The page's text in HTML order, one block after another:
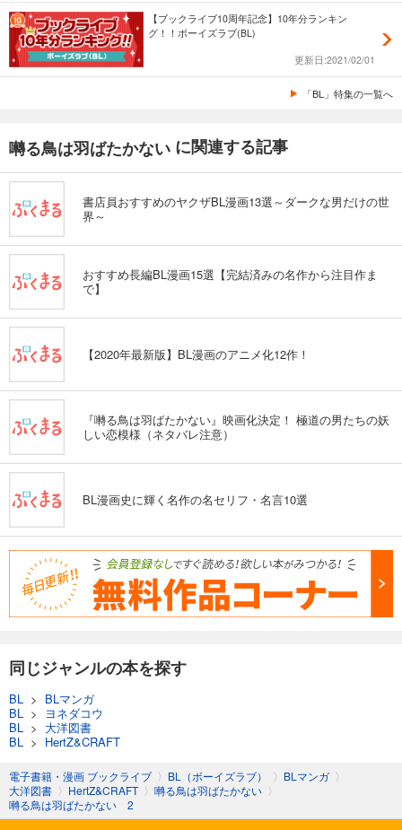
【ブックライブ10周年記念】10年分ランキン
グ！！ボーイズラブ(BL)
更新日:2021/02/01
「BL」特集の一覧へ
囀る鳥は羽ばたかない に関連する記事
書店員おすすめのヤクザBL漫画13選～ダークな男だけの世
界～
おすすめ長編BL漫画15選【完結済みの名作から注目作ま
で】
【2020年最新版】BL漫画のアニメ化12作！
『囀る鳥は羽ばたかない』映画化決定！ 極道の男たちの妖
しい恋模様（ネタバレ注意）
BL漫画史に輝く名作の名セリフ・名言10選
同じジャンルの本を探す
BL > BLマンガ
BL
>
ヨネダコウ
BL
> 大洋図書
BL
> HertZ&CRAFT
電子書籍・漫画 ブックライブ 〉 BL（ボーイズラブ） 〉 BLマンガ 〉
大洋図書 〉 HertZ&CRAFT 〉 囀る鳥は羽ばたかない 〉
囀る鳥は羽ばたかない 2